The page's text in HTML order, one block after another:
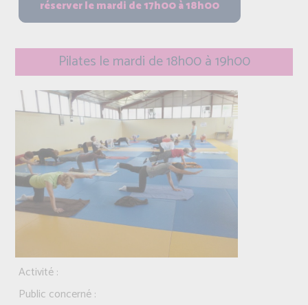
Pilates le mardi de 18h00 à 19h00
Activité :
Public concerné :